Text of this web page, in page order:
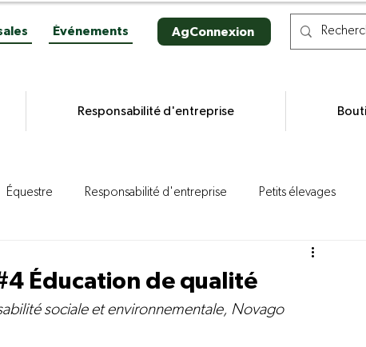
Événements AgConnexion
Responsabilité d'entreprise
Équestre Responsabilité d'entreprise Petits élevages
végétales
Quincailleries
Éducation de qualité
sociale et environnementale, Novago